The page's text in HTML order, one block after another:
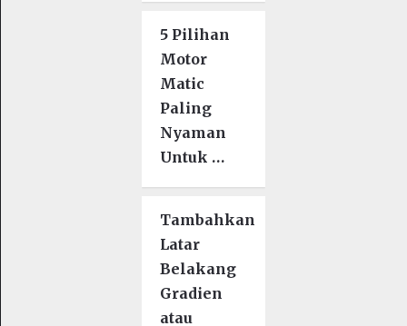
5 Pilihan
Motor
Matic
Paling
Nyaman
Untuk …
Tambahkan
Latar
Belakang
Gradien
atau